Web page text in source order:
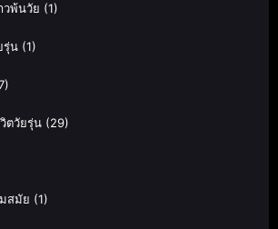
วพ้นวัย (1)
รุ่น (1)
ตวัยรุ่น (29)
สมัย (1)